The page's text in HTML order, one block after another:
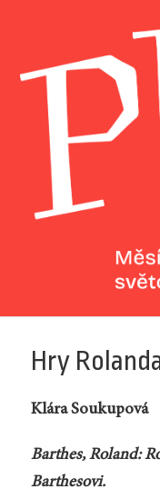
Hry
Klára Soukupová
Barthes, Roland:
Barthesovi.